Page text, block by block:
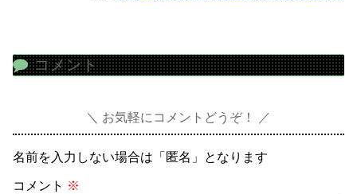
コメント
お気軽にコメントどうぞ！
名前を入力しない場合は「匿名」となります
コメント ※